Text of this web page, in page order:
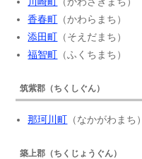
香春町 （かわらまち）
添田町 （そえだまち）
福智町 （ふくちまち）
筑紫郡（ちくしぐん）
那珂川町 （なかがわまち）
築上郡（ちくじょうぐん）